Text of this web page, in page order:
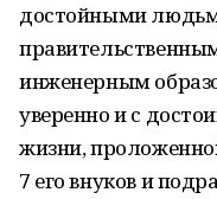
достойными
инженерным
уверенно и с
жизни,
7 его внуков и